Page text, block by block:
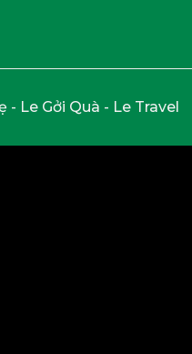
- Le Gởi Quà - Le Travel